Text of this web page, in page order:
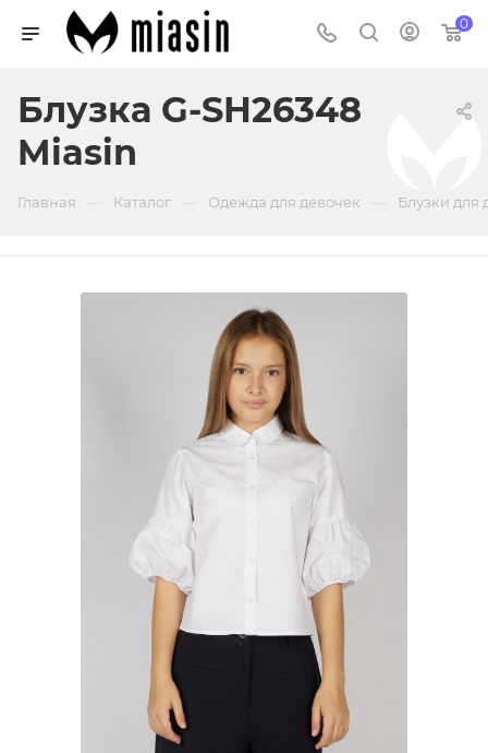
0
Блузка G-SH26348
Miasin
Главная Каталог Одежда для девочек Блузки для